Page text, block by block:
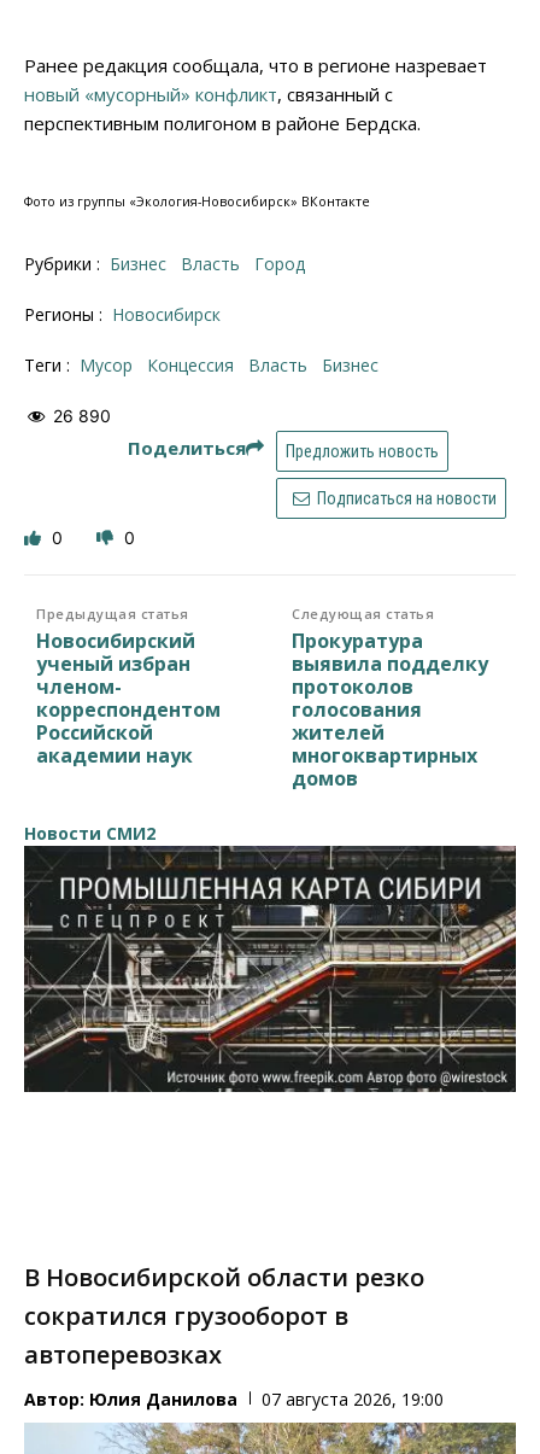
Ранее редакция сообщала, что в регионе назревает
новый «мусорный» конфликт, связанный с
перспективным полигоном в районе Бердска.
Фото из группы «Экология-Новосибирск» ВКонтакте
Рубрики : Бизнес Власть Город
Регионы : Новосибирск
Теги : мусор концессия власть бизнес
26 890
Поделиться Предложить новость
Подписаться на новости
0 0
Предыдущая статья
Новосибирский
ученый избран
членом-
корреспондентом
Российской
академии наук
Следующая статья
Прокуратура
выявила подделку
протоколов
голосования
жителей
многоквартирных
домов
Новости СМИ2
В Новосибирской области резко
сократился грузооборот в
автоперевозках
Автор: Юлия Данилова 07 августа 2026, 19:00